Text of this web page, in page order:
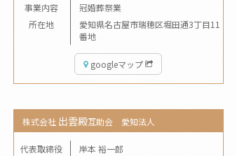
事業内容
冠婚葬祭業
所在地
愛知県名古屋市瑞穂区堀田通3丁目11
番地
googleマップ
株式会社 出雲殿互助会 愛知法人
代表取締役
岸本 裕一郎